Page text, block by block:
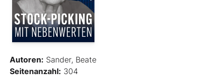
Autoren: Sander, Beate
Seitenanzahl: 304